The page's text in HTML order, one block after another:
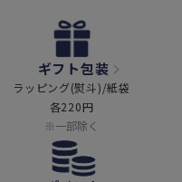
ギフト包装
ラッピング(熨斗)/紙袋
各220円
※一部除く